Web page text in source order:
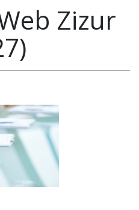
Zizur